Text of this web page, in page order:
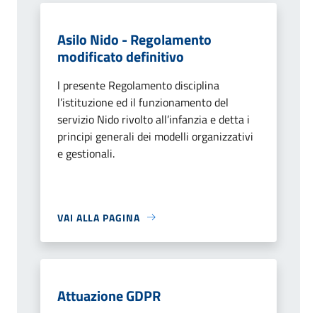
Asilo Nido - Regolamento
modificato definitivo
l presente Regolamento disciplina
l’istituzione ed il funzionamento del
servizio Nido rivolto all’infanzia e detta i
principi generali dei modelli organizzativi
e gestionali.
VAI ALLA PAGINA
Attuazione GDPR